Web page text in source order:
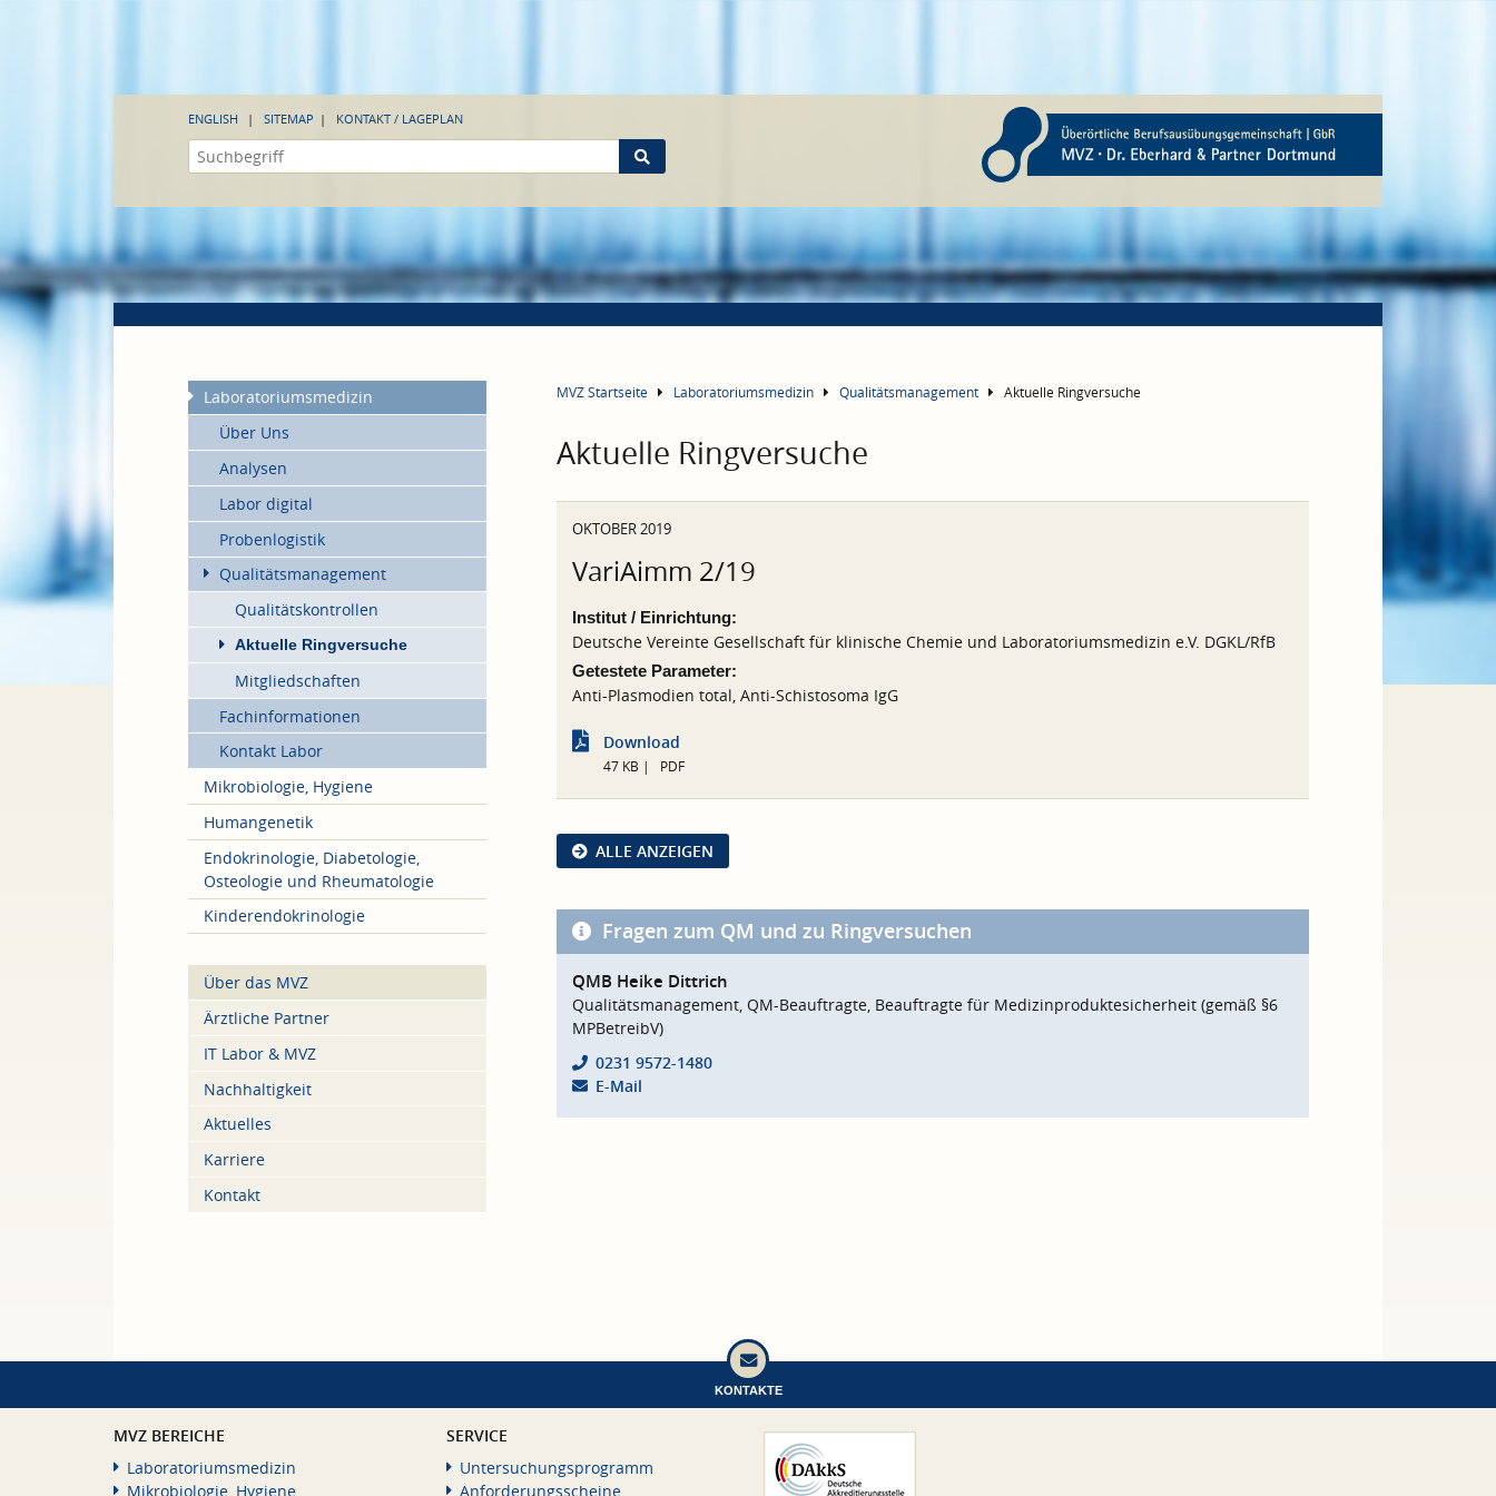
ENGLISH SITEMAP KONTAKT / LAGEPLAN
Laboratoriumsmedizin
Über Uns
Analysen
Labor digital
Probenlogistik
Qualitätsmanagement
Qualitätskontrollen
Aktuelle Ringversuche
Mitgliedschaften
Fachinformationen
Kontakt Labor
Mikrobiologie, Hygiene
Humangenetik
Endokrinologie, Diabetologie,
Osteologie und Rheumatologie
Kinderendokrinologie
Über das MVZ
Ärztliche Partner
IT Labor & MVZ
Nachhaltigkeit
Aktuelles
Karriere
Kontakt
MVZ Startseite Laboratoriumsmedizin Qualitätsmanagement Aktuelle Ringversuche
Aktuelle Ringversuche
OKTOBER 2019
VariAimm 2/19
Institut / Einrichtung:
Deutsche Vereinte Gesellschaft für klinische Chemie und Laboratoriumsmedizin e.V. DGKL/RfB
Getestete Parameter:
Anti-Plasmodien total, Anti-Schistosoma IgG
Download
47 KB PDF
ALLE ANZEIGEN
Fragen zum QM und zu Ringversuchen
QMB Heike Dittrich
Qualitätsmanagement, QM-Beauftragte, Beauftragte für Medizinproduktesicherheit (gemäß §6
MPBetreibV)
0231 9572-1480
E-Mail
KONTAKTE
MVZ BEREICHE
Laboratoriumsmedizin
Mikrobiologie, Hygiene
SERVICE
Untersuchungsprogramm
Anforderungsscheine